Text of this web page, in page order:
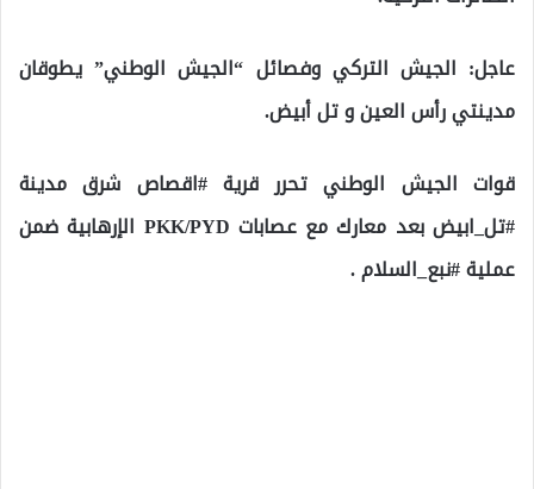
عاجل: الجيش التركي وفصائل “الجيش الوطني” يطوقان
مدينتي رأس العين و تل أبيض.
قوات الجيش الوطني تحرر قرية #اقصاص شرق مدينة
#تل_ابيض بعد معارك مع عصابات PKK/PYD الإرهابية ضمن
عملية #نبع_السلام .